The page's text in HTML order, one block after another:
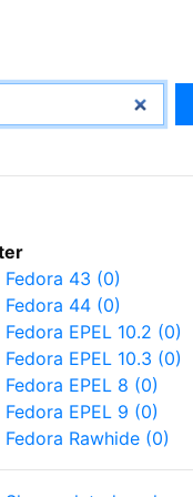
Fedora 43 (0)
Fedora 44 (0)
Fedora EPEL 10.2 (0)
Fedora EPEL 10.3 (0)
Fedora EPEL 8 (0)
Fedora EPEL 9 (0)
Fedora Rawhide (0)